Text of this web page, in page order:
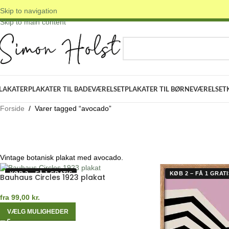
Skip to navigation
Skip to main content
ORIGINALE DESIGNS ✓ 3-5
PLAKATER TIL BADEVÆRELSETPLAKATER TIL BØRNEVÆRELSET
Forside / Varer tagged “avocado”
Vintage botanisk plakat med avocado.
KØB 2 – FÅ 1 GRATIS
Bauhaus Circles 1923 plakat
fra 99,00 kr.
VÆLG MULIGHEDER
KØB 2 – FÅ 1